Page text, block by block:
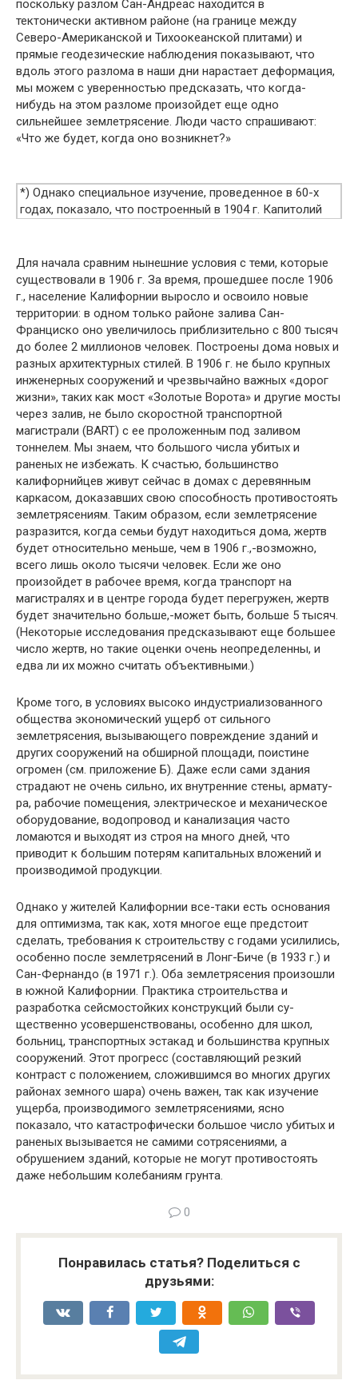
поскольку разлом Сан-Андреас находится в
тектонически активном районе (на границе между
Северо-Американской и Тихоокеанской плитами) и
прямые геодезические наблюдения показывают, что
вдоль это­го разлома в наши дни нарастает деформация,
мы можем с уве­ренностью предсказать, что когда-
нибудь на этом разломе про­изойдет еще одно
сильнейшее землетрясение. Люди часто спрашивают:
«Что же будет, когда оно возникнет?»
*) Однако специальное изучение, проведенное в 60-х
годах, показало, что построенный в 1904 г. Капитолий
Для начала сравним нынешние условия с теми, которые
суще­ствовали в 1906 г. За время, прошедшее после 1906
г., население Калифорнии выросло и освоило новые
территории: в одном только районе залива Сан-
Франциско оно увеличилось приблизи­тельно с 800 тысяч
до более 2 миллионов человек. Построены дома новых и
разных архитектурных стилей. В 1906 г. не было крупных
инженерных сооружений и чрезвычайно важных «дорог
жизни», таких как мост «Золотые Ворота» и другие мосты
через залив, не было скоростной транспортной
магистрали (BART) с ее проложенным под заливом
тоннелем. Мы знаем, что большого числа убитых и
раненых не избежать. К счастью, большинство
калифорнийцев живут сейчас в домах с деревянным
каркасом, доказавших свою способность противостоять
землетрясениям. Таким образом, если землетрясение
разразится, когда семьи бу­дут находиться дома, жертв
будет относительно меньше, чем в 1906 г.,-возможно,
всего лишь около тысячи человек. Если же оно
произойдет в рабочее время, когда транспорт на
магистра­лях и в центре города будет перегружен, жертв
будет значитель­но больше,-может быть, больше 5 тысяч.
(Некоторые исследова­ния предсказывают еще большее
число жертв, но такие оценки очень неопределенны, и
едва ли их можно считать объективны­ми.)
Кроме того, в условиях высоко индустриализованного
обще­ства экономический ущерб от сильного
землетрясения, вызываю­щего повреждение зданий и
других сооружений на обширной площади, поистине
огромен (см. приложение Б). Даже если сами здания
страдают не очень сильно, их внутренние стены, армату­
ра, рабочие помещения, электрическое и механическое
оборудо­вание, водопровод и канализация часто
ломаются и выходят из строя на много дней, что
приводит к большим потерям капи­тальных вложений и
производимой продукции.
Однако у жителей Калифорнии все-таки есть основания
для оптимизма, так как, хотя многое еще предстоит
сделать, требо­вания к строительству с годами усилились,
особенно после зе­млетрясений в Лонг-Биче (в 1933 г.) и
Сан-Фернандо (в 1971 г.). Оба землетрясения произошли
в южной Калифорнии. Практика строительства и
разработка сейсмостойких конструкций были су­
щественно усовершенствованы, особенно для школ,
больниц, транспортных эстакад и большинства крупных
сооружений. Этот прогресс (составляющий резкий
контраст с положением, сло­жившимся во многих других
районах земного шара) очень ва­жен, так как изучение
ущерба, производимого землетрясениями, ясно
показало, что катастрофически большое число убитых и
ра­неных вызывается не самими сотрясениями, а
обрушением зда­ний, которые не могут противостоять
даже небольшим колеба­ниям грунта.
0
Понравилась статья? Поделиться с
друзьями: